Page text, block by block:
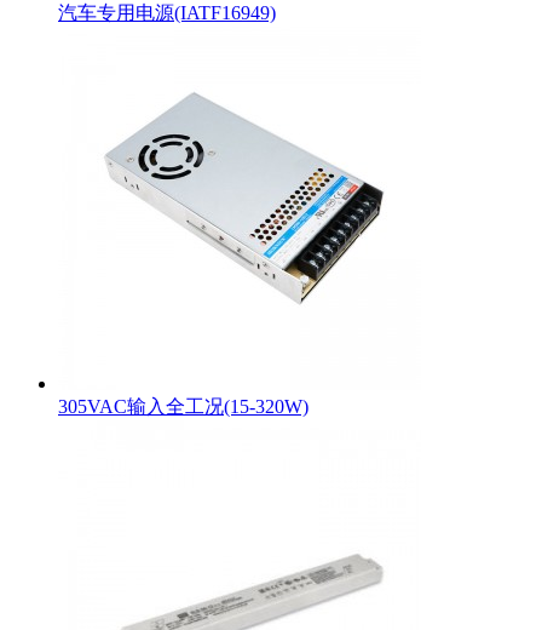
汽车专用电源(IATF16949)
305VAC输入全工况(15-320W)